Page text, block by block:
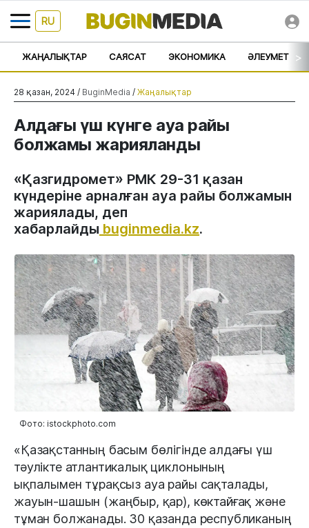
RU
ЖАҢАЛЫҚТАР САЯСАТ ЭКОНОМИКА ӘЛЕУМЕТ >
28 қазан, 2024 / BuginMedia / Жаңалықтар
Алдағы үш күнге ауа райы
болжамы жарияланды
«Қазгидромет» РМК 29-31 қазан
күндеріне арналған ауа райы болжамын
жариялады, деп
хабарлайды buginmedia.kz.
Фото: istockphoto.com
«Қазақстанның басым бөлігінде алдағы үш
тәулікте атлантикалық циклонының
ықпалымен тұрақсыз ауа райы сақталады,
жауын-шашын (жаңбыр, қар), көктайғақ және
тұман болжанады. 30 қазанда республиканың